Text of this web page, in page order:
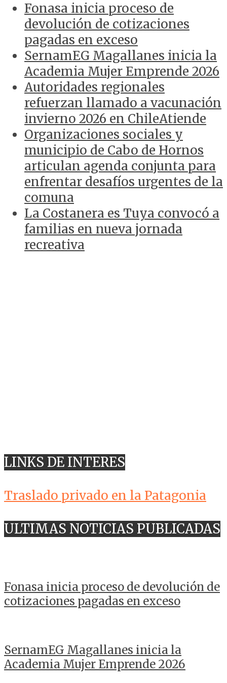
Fonasa inicia proceso de
devolución de cotizaciones
pagadas en exceso
SernamEG Magallanes inicia la
Academia Mujer Emprende 2026
Autoridades regionales
refuerzan llamado a vacunación
invierno 2026 en ChileAtiende
Organizaciones sociales y
municipio de Cabo de Hornos
articulan agenda conjunta para
enfrentar desafíos urgentes de la
comuna
La Costanera es Tuya convocó a
familias en nueva jornada
recreativa
LINKS DE INTERES
Traslado privado en la Patagonia
ULTIMAS NOTICIAS PUBLICADAS
Fonasa inicia proceso de devolución de
cotizaciones pagadas en exceso
SernamEG Magallanes inicia la
Academia Mujer Emprende 2026